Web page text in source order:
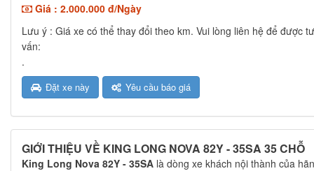
Giá : 2.000.000 đ/Ngày
Lưu ý : Giá xe có thể thay đổi theo km. Vui lòng liên hệ để được tư
vấn:
.
Đặt xe này Yêu cầu báo giá
GIỚI THIỆU VỀ KING LONG NOVA 82Y - 35SA 35 CHỖ
King Long Nova 82Y - 35SA là dòng xe khách nội thành của